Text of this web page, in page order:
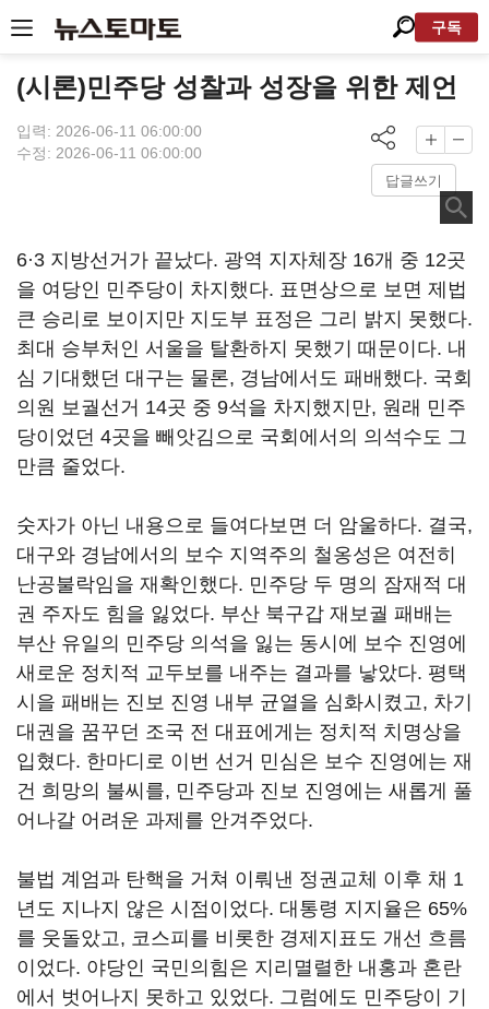
구독
(시론)민주당 성찰과 성장을 위한 제언
입력: 2026-06-11 06:00:00
수정: 2026-06-11 06:00:00
답글쓰기
6·3 지방선거가 끝났다. 광역 지자체장 16개 중 12곳
을 여당인 민주당이 차지했다. 표면상으로 보면 제법
큰 승리로 보이지만 지도부 표정은 그리 밝지 못했다.
최대 승부처인 서울을 탈환하지 못했기 때문이다. 내
심 기대했던 대구는 물론, 경남에서도 패배했다. 국회
의원 보궐선거 14곳 중 9석을 차지했지만, 원래 민주
당이었던 4곳을 빼앗김으로 국회에서의 의석수도 그
만큼 줄었다.
숫자가 아닌 내용으로 들여다보면 더 암울하다. 결국,
대구와 경남에서의 보수 지역주의 철옹성은 여전히
난공불락임을 재확인했다. 민주당 두 명의 잠재적 대
권 주자도 힘을 잃었다. 부산 북구갑 재보궐 패배는
부산 유일의 민주당 의석을 잃는 동시에 보수 진영에
새로운 정치적 교두보를 내주는 결과를 낳았다. 평택
시을 패배는 진보 진영 내부 균열을 심화시켰고, 차기
대권을 꿈꾸던 조국 전 대표에게는 정치적 치명상을
입혔다. 한마디로 이번 선거 민심은 보수 진영에는 재
건 희망의 불씨를, 민주당과 진보 진영에는 새롭게 풀
어나갈 어려운 과제를 안겨주었다.
불법 계엄과 탄핵을 거쳐 이뤄낸 정권교체 이후 채 1
년도 지나지 않은 시점이었다. 대통령 지지율은 65%
를 웃돌았고, 코스피를 비롯한 경제지표도 개선 흐름
이었다. 야당인 국민의힘은 지리멸렬한 내홍과 혼란
에서 벗어나지 못하고 있었다. 그럼에도 민주당이 기